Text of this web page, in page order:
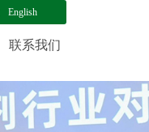
联系我们
English